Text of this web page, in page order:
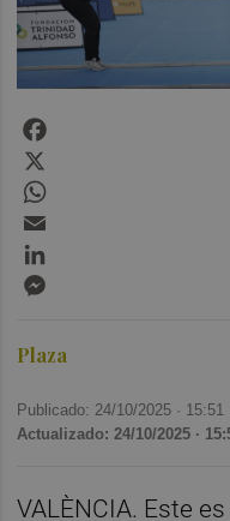
Plaza
Publicado: 24/10/2025 · 15:51
Actualizado: 24/10/2025 ·
VALÈNCIA. Este